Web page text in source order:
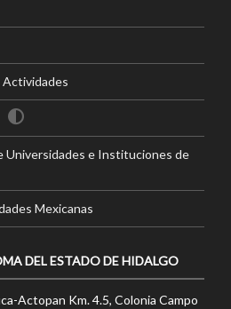
Actividades
Universidades e Instituciones de
Mexicanas
DEL ESTADO DE HIDALGO
Actopan Km. 4.5, Colonia Campo